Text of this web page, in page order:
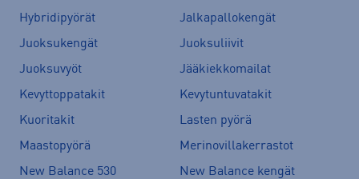
Hybridipyörät
Jalkapallokengät
Juoksukengät
Juoksuliivit
Juoksuvyöt
Jääkiekkomailat
Kevyttoppatakit
Kevytuntuvatakit
Kuoritakit
Lasten pyörä
Maastopyörä
Merinovillakerrastot
New Balance 530
New Balance kengät